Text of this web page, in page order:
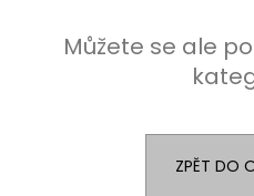
Můžete se ale
ZPĚT DO